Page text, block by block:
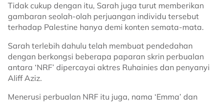
Tidak cukup dengan itu, Sarah juga turut memberikan
gambaran seolah-olah perjuangan individu tersebut
terhadap Palestine hanya demi konten semata-mata.
Sarah terlebih dahulu telah membuat pendedahan
dengan berkongsi beberapa paparan skrin perbualan
antara ‘NRF’ dipercayai aktres Ruhainies dan penyanyi
Aliff Aziz.
Menerusi perbualan NRF itu juga, nama ‘Emma’ dan